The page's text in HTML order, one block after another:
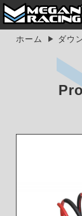
ホーム ダウ